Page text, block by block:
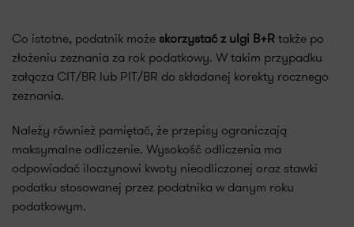
Co istotne, podatnik może skorzystać z ulgi B+Rtakże po
złożeniu zeznania za rok podatkowy. W takim przypadku
załącza CIT/BR lub PIT/BR do składanej korekty rocznego
zeznania.
Należy również pamiętać, że przepisy ograniczają
maksymalne odliczenie. Wysokość odliczenia ma
odpowiadać iloczynowi kwoty nieodliczonej oraz stawki
podatku stosowanej przez podatnika w danym roku
podatkowym.